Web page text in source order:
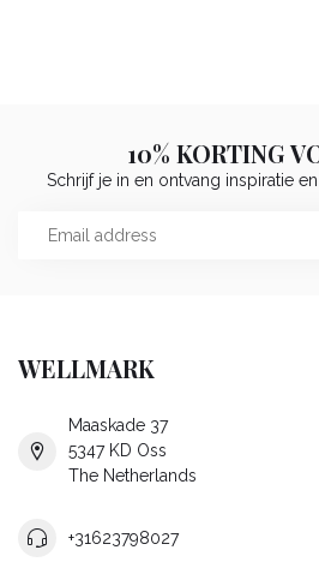
10% KORTING
Schrijf je in en ontvang inspiratie
WELLMARK
Maaskade 37
5347 KD Oss
The Netherlands
+31623798027